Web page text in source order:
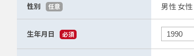
性別 任意 男性女性
生年月日 必須